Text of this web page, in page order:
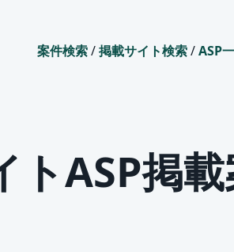
案件検索/掲載サイト検索/ASP
トASP掲